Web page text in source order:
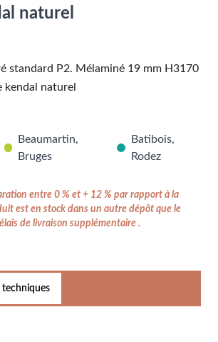
naturel
standard P2. Mélaminé 19 mm H3170
kendal naturel
Beaumartin,
Bruges
Batibois,
Rodez
entre 0 % et + 12 % par rapport à la
est en stock dans un autre dépôt que le
de livraison supplémentaire .
techniques